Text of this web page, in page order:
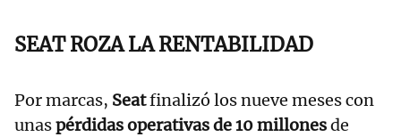
SEAT ROZA LA RENTABILIDAD
Por marcas, Seatfinalizó los nueve meses con
unaspérdidas operativas de 10 millonesde